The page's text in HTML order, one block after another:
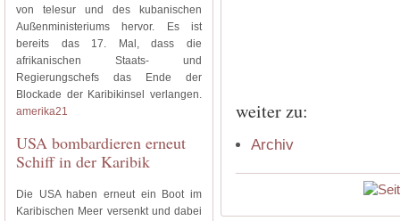
von telesur und des kubanischen
Außenministeriums hervor. Es ist
bereits das 17. Mal, dass die
afrikanischen Staats- und
Regierungschefs das Ende der
Blockade der Karibikinsel verlangen.
amerika21
USA bombardieren erneut
Schiff in der Karibik
Die USA haben erneut ein Boot im
Karibischen Meer versenkt und dabei
weiter zu:
Archiv